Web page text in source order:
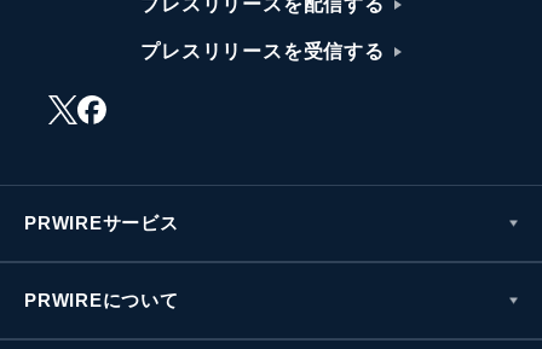
プレスリリースを配信する
プレスリリースを受信する
PRWIREサービス
PRWIREについて